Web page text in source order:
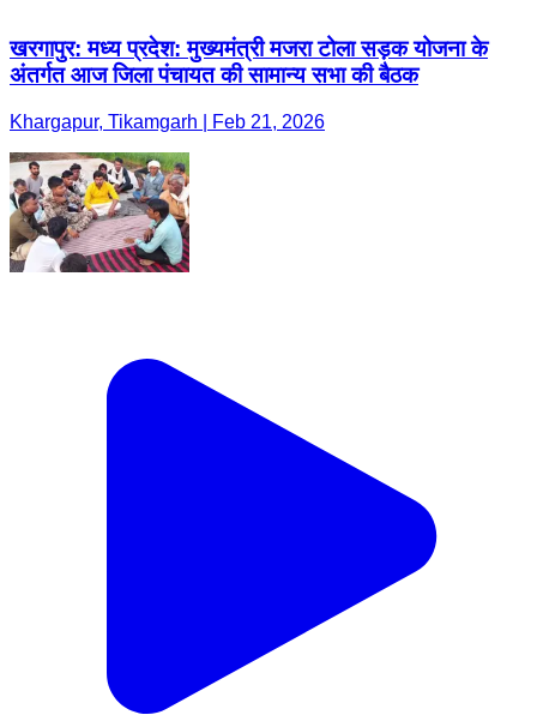
खरगापुर: मध्य प्रदेश: मुख्यमंत्री मजरा टोला सड़क योजना के
अंतर्गत आज जिला पंचायत की सामान्य सभा की बैठक
Khargapur, Tikamgarh | Feb 21, 2026